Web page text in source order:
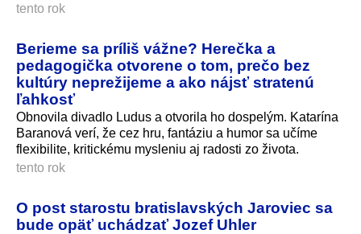
tento rok
Berieme sa príliš vážne? Herečka a
pedagogička otvorene o tom, prečo bez
kultúry neprežijeme a ako nájsť stratenú
ľahkosť
Obnovila divadlo Ludus a otvorila ho dospelým. Katarína
Baranová verí, že cez hru, fantáziu a humor sa učíme
flexibilite, kritickému mysleniu aj radosti zo života.
tento rok
O post starostu bratislavských Jaroviec sa
bude opäť uchádzať Jozef Uhler